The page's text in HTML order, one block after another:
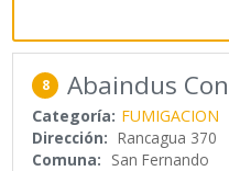
8 Abaindus
Categoría: FUMIGACION
Dirección: Rancagua 370
Comuna: San Fernando